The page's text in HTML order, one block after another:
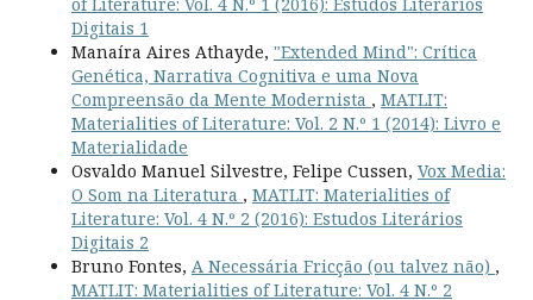
Digitais 1
Manaíra Aires Athayde, "Extended Mind": Crítica
Genética, Narrativa Cognitiva e uma Nova
Compreensão da Mente Modernista , MATLIT:
Materialities of Literature: Vol. 2 N.º 1 (2014): Livro e
Materialidade
Osvaldo Manuel Silvestre, Felipe Cussen, Vox Media:
O Som na Literatura , MATLIT: Materialities of
Literature: Vol. 4 N.º 2 (2016): Estudos Literários
Digitais 2
Bruno Fontes, A Necessária Fricção (ou talvez não) ,
MATLIT: Materialities of Literature: Vol. 4 N.º 2